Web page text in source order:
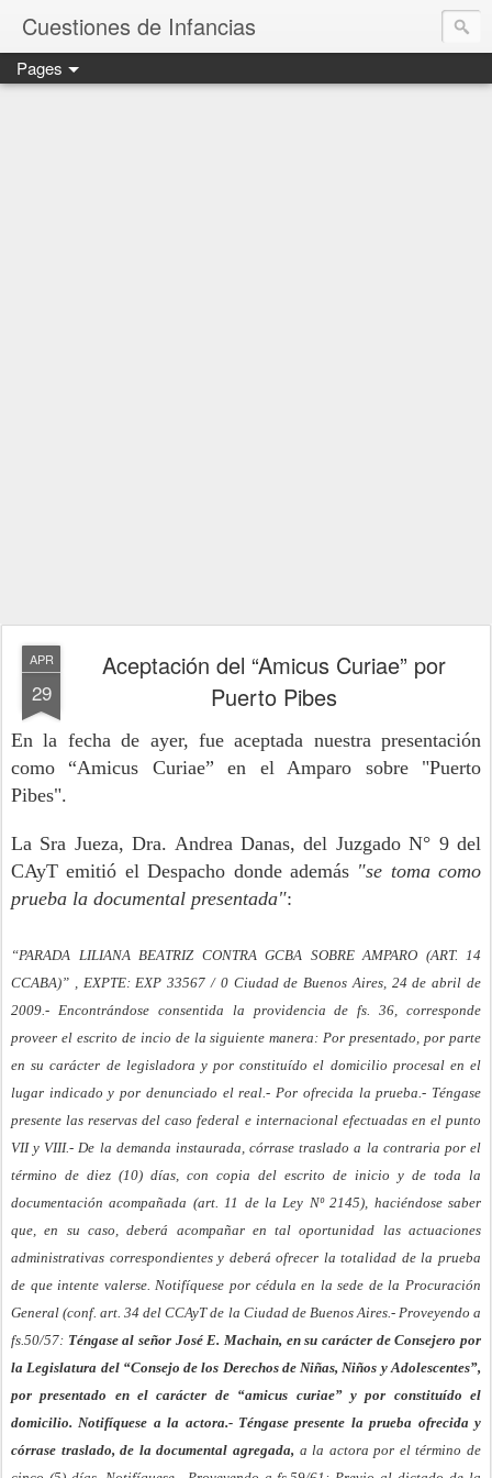
Cuestiones de Infancias
Pages
APR
29
Aceptación del “Amicus Curiae” por
Puerto Pibes
En la fecha de ayer, fue aceptada nuestra presentación
como “Amicus Curiae” en el Amparo sobre "Puerto
Pibes".
La Sra Jueza, Dra. Andrea Danas, del Juzgado N° 9 del
CAyT emitió el Despacho donde además "se toma como
prueba la documental presentada":
“PARADA LILIANA BEATRIZ CONTRA GCBA SOBRE AMPARO (ART. 14
CCABA)” , EXPTE: EXP 33567 / 0 Ciudad de Buenos Aires, 24 de abril de
2009.- Encontrándose consentida la providencia de fs. 36, corresponde
proveer el escrito de incio de la siguiente manera: Por presentado, por parte
en su carácter de legisladora y por constituído el domicilio procesal en el
lugar indicado y por denunciado el real.- Por ofrecida la prueba.- Téngase
presente las reservas del caso federal e internacional efectuadas en el punto
VII y VIII.- De la demanda instaurada, córrase traslado a la contraria por el
término de diez (10) días, con copia del escrito de inicio y de toda la
documentación acompañada (art. 11 de la Ley Nº 2145), haciéndose saber
que, en su caso, deberá acompañar en tal oportunidad las actuaciones
administrativas correspondientes y deberá ofrecer la totalidad de la prueba
de que intente valerse. Notifíquese por cédula en la sede de la Procuración
General (conf. art. 34 del CCAyT de la Ciudad de Buenos Aires.- Proveyendo a
fs.50/57: Téngase al señor José E. Machain, en su carácter de Consejero por
la Legislatura del “Consejo de los Derechos de Niñas, Niños y Adolescentes”,
por presentado en el carácter de “amicus curiae” y por constituído el
domicilio. Notifíquese a la actora.- Téngase presente la prueba ofrecida y
córrase traslado, de la documental agregada,a la actora por el término de